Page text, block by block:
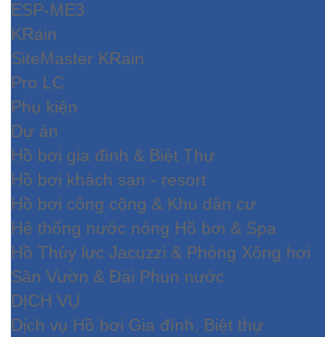
ESP-ME3
KRain
SiteMaster KRain
Pro LC
Phụ kiện
Dự án
Hồ bơi gia đình & Biệt Thự
Hồ bơi khách sạn - resort
Hồ bơi công cộng & Khu dân cư
Hệ thống nước nóng Hồ bơi & Spa
Hồ Thủy lực Jacuzzi & Phòng Xông hơi
Sân Vườn & Đài Phun nước
DỊCH VỤ
Dịch vụ Hồ bơi Gia đình, Biệt thự